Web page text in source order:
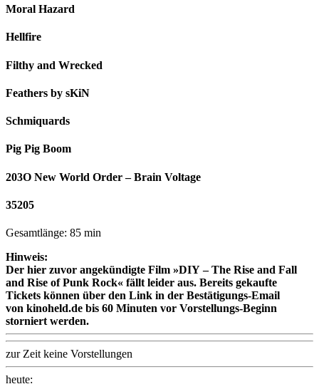
Moral Hazard
Hellfire
Filthy and Wrecked
Feathers by sKiN
Schmiquards
Pig Pig Boom
203O New World Order – Brain Voltage
35205
Gesamtlänge: 85 min
Hinweis:
Der hier zuvor angekündigte Film »DIY – The Rise and Fall
and Rise of Punk Rock« fällt leider aus. Bereits gekaufte
Tickets können über den Link in der Bestätigungs-Email
von kinoheld.de bis 60 Minuten vor Vorstellungs-Beginn
storniert werden.
zur Zeit keine Vorstellungen
heute: